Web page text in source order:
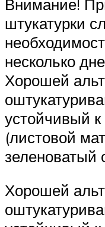
Внимание!
штукатурки
несколько
Хорошей
устойчивый к
(листовой
зеленоватый
Хорошей